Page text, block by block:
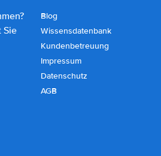
Sie
Blog
Wissensdatenbank
Kundenbetreuung
Impressum
Datenschutz
AGB